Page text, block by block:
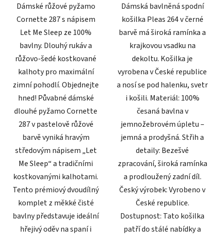
Dámské růžové pyžamo
Cornette 287 s nápisem
Let Me Sleep ze 100%
bavlny. Dlouhý rukáv a
růžovo-šedé kostkované
kalhoty pro maximální
zimní pohodlí. Objednejte
hned! Půvabné dámské
dlouhé pyžamo Cornette
287 v pastelově růžové
barvě vyniká hravým
středovým nápisem „Let
Me Sleep“ a tradičními
kostkovanými kalhotami.
Tento prémiový dvoudílný
komplet z měkké čisté
bavlny představuje ideální
hřejivý oděv na spaní i
Dámská bavlněná spodní
košilka Pleas 264 v černé
barvě má široká ramínka a
krajkovou vsadku na
dekoltu. Košilka je
vyrobena v České republice
a nosí se pod halenku, svetr
i košili. Materiál: 100%
česaná bavlna v
jemnožebrovém úpletu –
jemná a prodyšná. Střih a
detaily: Bezešvé
zpracování, široká ramínka
a prodloužený zadní díl.
Český výrobek: Vyrobeno v
České republice.
Dostupnost: Tato košilka
patří do stálé nabídky a